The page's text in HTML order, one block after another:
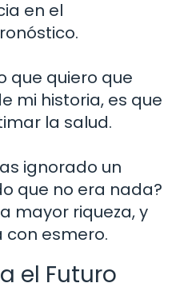
en el
que quiero que
mi historia, es que
la salud.
ignorado un
que no era nada?
mayor riqueza, y
esmero.
el Futuro